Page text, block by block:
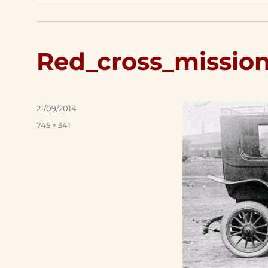
Posted
21/09/2014
Full
745 × 341